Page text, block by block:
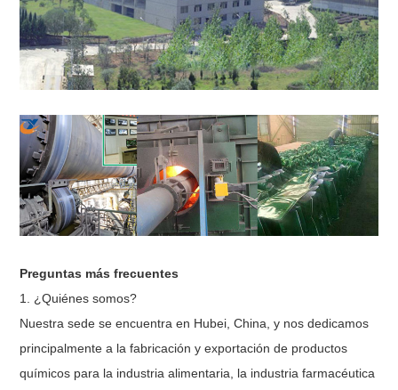
Preguntas más frecuentes
1. ¿Quiénes somos?
Nuestra sede se encuentra en Hubei, China, y nos dedicamos
principalmente a la fabricación y exportación de productos
químicos para la industria alimentaria, la industria farmacéutica